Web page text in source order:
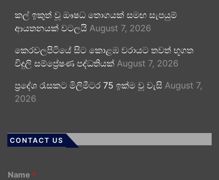
කල් ඉකුත් වූ ඖෂධ තොගයක් සමඟ සැපයුම්
ආයතනයක් වටලයි August 7, 2026
කෙරවලපිටියේ සිට කොළඹ වරායට තවත් භූගත
විදුලි සම්ප්‍රේෂණ පද්ධතියක් August 7, 2026
ප්‍රදේශ රැසකට මිලිමීටර 75 ඉක්ම වූ වැසි August 7,
2026
CONTACT US
Name *